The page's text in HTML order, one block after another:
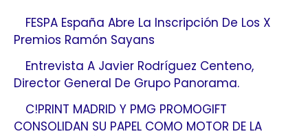
FESPA España Abre La Inscripción De Los X
Premios Ramón Sayans
Entrevista A Javier Rodríguez Centeno,
Director General De Grupo Panorama.
C!PRINT MADRID Y PMG PROMOGIFT
CONSOLIDAN SU PAPEL COMO MOTOR DE LA